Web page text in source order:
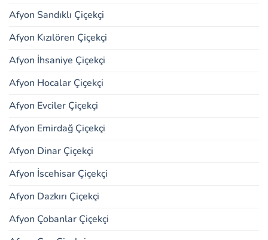
Afyon Sandıklı Çiçekçi
Afyon Kızılören Çiçekçi
Afyon İhsaniye Çiçekçi
Afyon Hocalar Çiçekçi
Afyon Evciler Çiçekçi
Afyon Emirdağ Çiçekçi
Afyon Dinar Çiçekçi
Afyon İscehisar Çiçekçi
Afyon Dazkırı Çiçekçi
Afyon Çobanlar Çiçekçi